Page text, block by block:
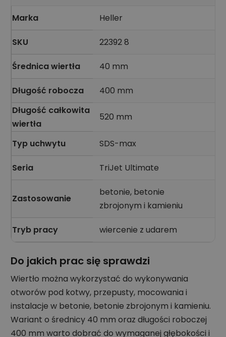
Marka Heller
SKU 22392 8
Średnica wiertła 40 mm
Długość robocza
400 mm
Długość całkowita
wiertła
520 mm
Typ uchwytu SDS-max
Seria TriJet Ultimate
Zastosowanie
betonie, betonie
zbrojonym i kamieniu
Tryb pracy wiercenie z udarem
Do jakich prac się sprawdzi
Wiertło można wykorzystać do wykonywania
otworów pod kotwy, przepusty, mocowania i
instalacje w betonie, betonie zbrojonym i kamieniu.
Wariant o średnicy 40 mm oraz długości roboczej
400 mm warto dobrać do wymaganej głębokości i